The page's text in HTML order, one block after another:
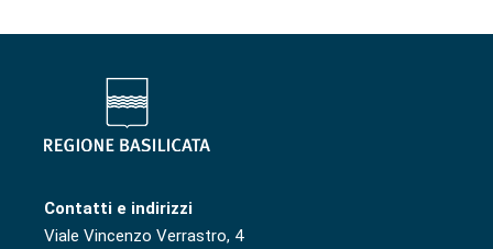
Contatti e indirizzi
Viale Vincenzo Verrastro, 4